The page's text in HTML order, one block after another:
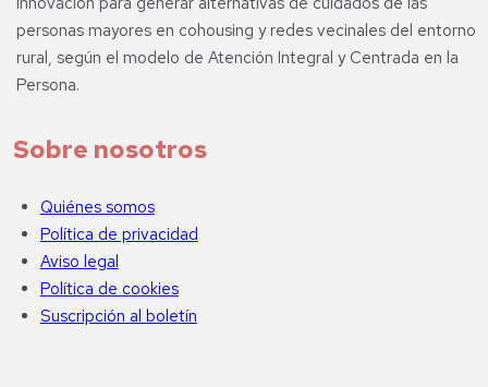
personas mayores en cohousing y redes vecinales del entorno
rural, según el modelo de Atención Integral y Centrada en la
Persona.
Sobre nosotros
Quiénes somos
Política de privacidad
Aviso legal
Política de cookies
Suscripción al boletín